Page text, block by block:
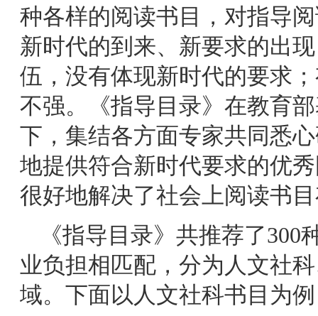
种各样的阅读书目，对指导
新时代的到来、新要求的出
伍，没有体现新时代的要求
不强。《指导目录》在教育
下，集结各方面专家共同悉
地提供符合新时代要求的优
很好地解决了社会上阅读书
《指导目录》共推荐了
业负担相匹配，分为人文社
域。下面以人文社科书目为